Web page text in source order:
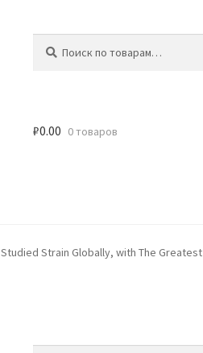
₽0.00 0 товаров
Strain Globally, with The Greatest